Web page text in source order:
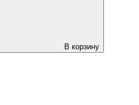
В корзину